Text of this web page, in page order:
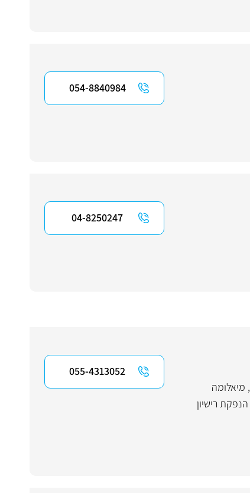
054-8840984
04-8250247
, מיאלומה
הנפקת רישיון
055-4313052